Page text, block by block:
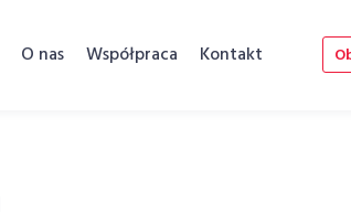
O nas Współpraca Kontakt